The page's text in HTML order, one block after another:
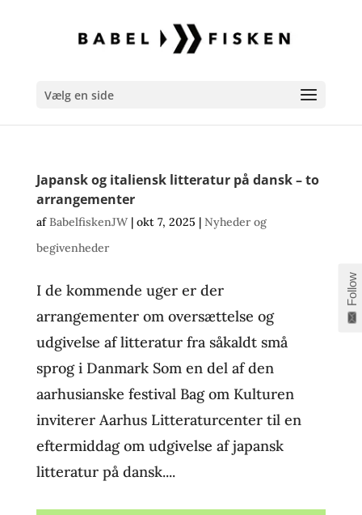
Vælg en side
Japansk og italiensk litteratur på dansk – to
arrangementer
afBabelfiskenJW| okt 7, 2025 | Nyheder og
begivenheder
I de kommende uger er der
arrangementer om oversættelse og
udgivelse af litteratur fra såkaldt små
sprog i Danmark Som en del af den
aarhusianske festival Bag om Kulturen
inviterer Aarhus Litteraturcenter til en
eftermiddag om udgivelse af japansk
litteratur på dansk....
Follow